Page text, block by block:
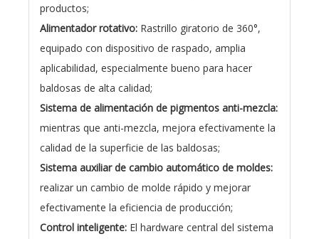
productos;
Alimentador rotativo: Rastrillo giratorio de 360°,
equipado con dispositivo de raspado, amplia
aplicabilidad, especialmente bueno para hacer
baldosas de alta calidad;
Sistema de alimentación de pigmentos anti-mezcla:
mientras que anti-mezcla, mejora efectivamente la
calidad de la superficie de las baldosas;
Sistema auxiliar de cambio automático de moldes:
realizar un cambio de molde rápido y mejorar
efectivamente la eficiencia de producción;
Control inteligente: El hardware central del sistema